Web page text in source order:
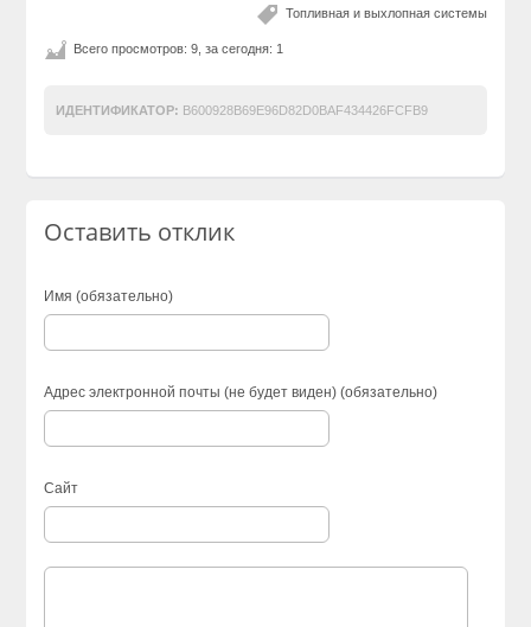
Топливная и выхлопная системы
Всего просмотров: 9, за сегодня: 1
ИДЕНТИФИКАТОР: B600928B69E96D82D0BAF434426FCFB9
Оставить отклик
Имя (обязательно)
Адрес электронной почты (не будет виден) (обязательно)
Сайт